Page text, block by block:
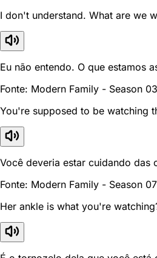
I don't understand. What are we
Eu não entendo. O que estamos
Fonte: Modern Family - Season 03
You're supposed to be watching
Você deveria estar cuidando das
Fonte: Modern Family - Season 07
Her ankle is what you're